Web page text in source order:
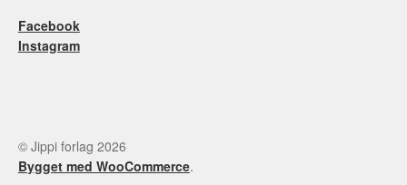
Facebook
Instagram
© Jippi forlag 2026
Bygget med WooCommerce.